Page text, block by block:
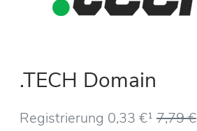
.TECH Domain
Registrierung 0,33 €¹ 7,79 €